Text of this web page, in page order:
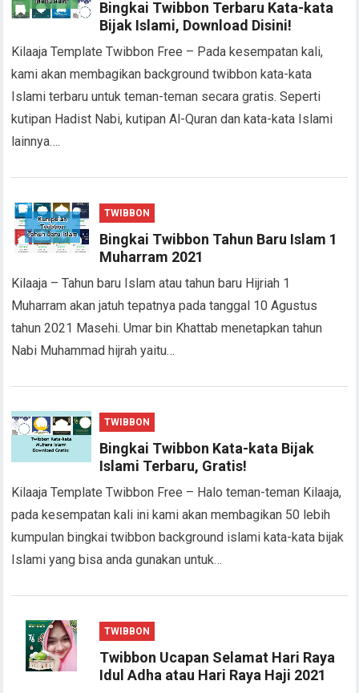
Bingkai Twibbon Terbaru Kata-kata
Bijak Islami, Download Disini!
Kilaaja Template Twibbon Free – Pada kesempatan kali,
kami akan membagikan background twibbon kata-kata
Islami terbaru untuk teman-teman secara gratis. Seperti
kutipan Hadist Nabi, kutipan Al-Quran dan kata-kata Islami
lainnya….
TWIBBON
Bingkai Twibbon Tahun Baru Islam 1
Muharram 2021
Kilaaja – Tahun baru Islam atau tahun baru Hijriah 1
Muharram akan jatuh tepatnya pada tanggal 10 Agustus
tahun 2021 Masehi. Umar bin Khattab menetapkan tahun
Nabi Muhammad hijrah yaitu…
TWIBBON
Bingkai Twibbon Kata-kata Bijak
Islami Terbaru, Gratis!
Kilaaja Template Twibbon Free – Halo teman-teman Kilaaja,
pada kesempatan kali ini kami akan membagikan 50 lebih
kumpulan bingkai twibbon background islami kata-kata bijak
Islami yang bisa anda gunakan untuk…
TWIBBON
Twibbon Ucapan Selamat Hari Raya
Idul Adha atau Hari Raya Haji 2021